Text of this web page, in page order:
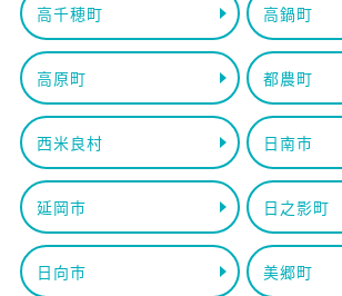
高千穂町 高鍋町
高原町 都農町
西米良村 日南市
延岡市 日之影町
日向市 美郷町